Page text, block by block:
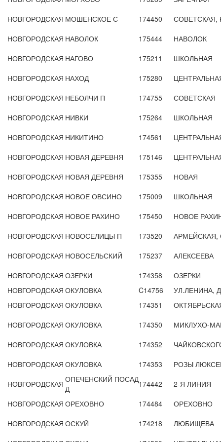
НОВГОРОДСКАЯ МОШЕНСКОЕ С 174450
СОВЕТСКАЯ,
НОВГОРОДСКАЯ НАВОЛОК 175444
НАВОЛОК
НОВГОРОДСКАЯ НАГОВО 175211
ШКОЛЬНАЯ
НОВГОРОДСКАЯ НАХОД 175280
НОВГОРОДСКАЯ НЕБОЛЧИ П 174755
СОВЕТСКАЯ
НОВГОРОДСКАЯ НИВКИ 175264
ШКОЛЬНАЯ
НОВГОРОДСКАЯ НИКИТИНО 174561
НОВГОРОДСКАЯ НОВАЯ ДЕРЕВНЯ 175146
НОВГОРОДСКАЯ НОВАЯ ДЕРЕВНЯ 175355
НОВАЯ
НОВГОРОДСКАЯ НОВОЕ ОВСИНО 175009
ШКОЛЬНАЯ
НОВГОРОДСКАЯ НОВОЕ РАХИНО 175450
НОВОЕ
НОВГОРОДСКАЯ НОВОСЕЛИЦЫ П 173520
АРМЕЙСКАЯ,
НОВГОРОДСКАЯ НОВОСЕЛЬСКИЙ 175237
АЛЕКСЕЕВА
НОВГОРОДСКАЯ ОЗЕРКИ 174358
ОЗЕРКИ
НОВГОРОДСКАЯ ОКУЛОВКА C14756
УЛ.ЛЕНИНА,
НОВГОРОДСКАЯ ОКУЛОВКА 174351
НОВГОРОДСКАЯ ОКУЛОВКА 174350
МИКЛУХО-
НОВГОРОДСКАЯ ОКУЛОВКА 174352
НОВГОРОДСКАЯ ОКУЛОВКА 174353
РОЗЫ
НОВГОРОДСКАЯ ОПЕЧЕНСКИЙ ПОСАД
Д
174442
2-Я ЛИНИЯ
НОВГОРОДСКАЯ ОРЕХОВНО 174484
ОРЕХОВНО
НОВГОРОДСКАЯ ОСКУЙ 174218
ЛЮБИЩЕВА